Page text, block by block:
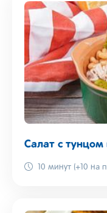
Салат с
10 минут (+10 на